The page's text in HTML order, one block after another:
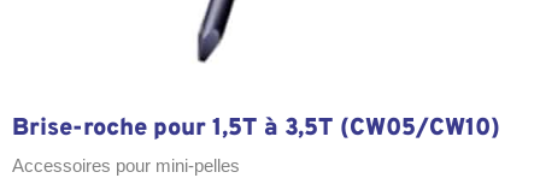
Brise-roche pour 1,5T à 3,5T (CW05/CW10)
Accessoires pour mini-pelles